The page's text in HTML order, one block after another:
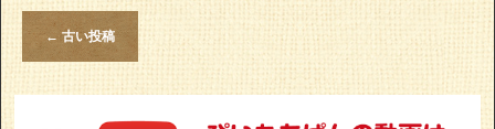
← 古い投稿